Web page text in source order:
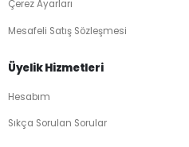
Çerez Ayarları
Mesafeli Satış Sözleşmesi
Üyelik Hizmetleri
Hesabım
Sıkça Sorulan Sorular